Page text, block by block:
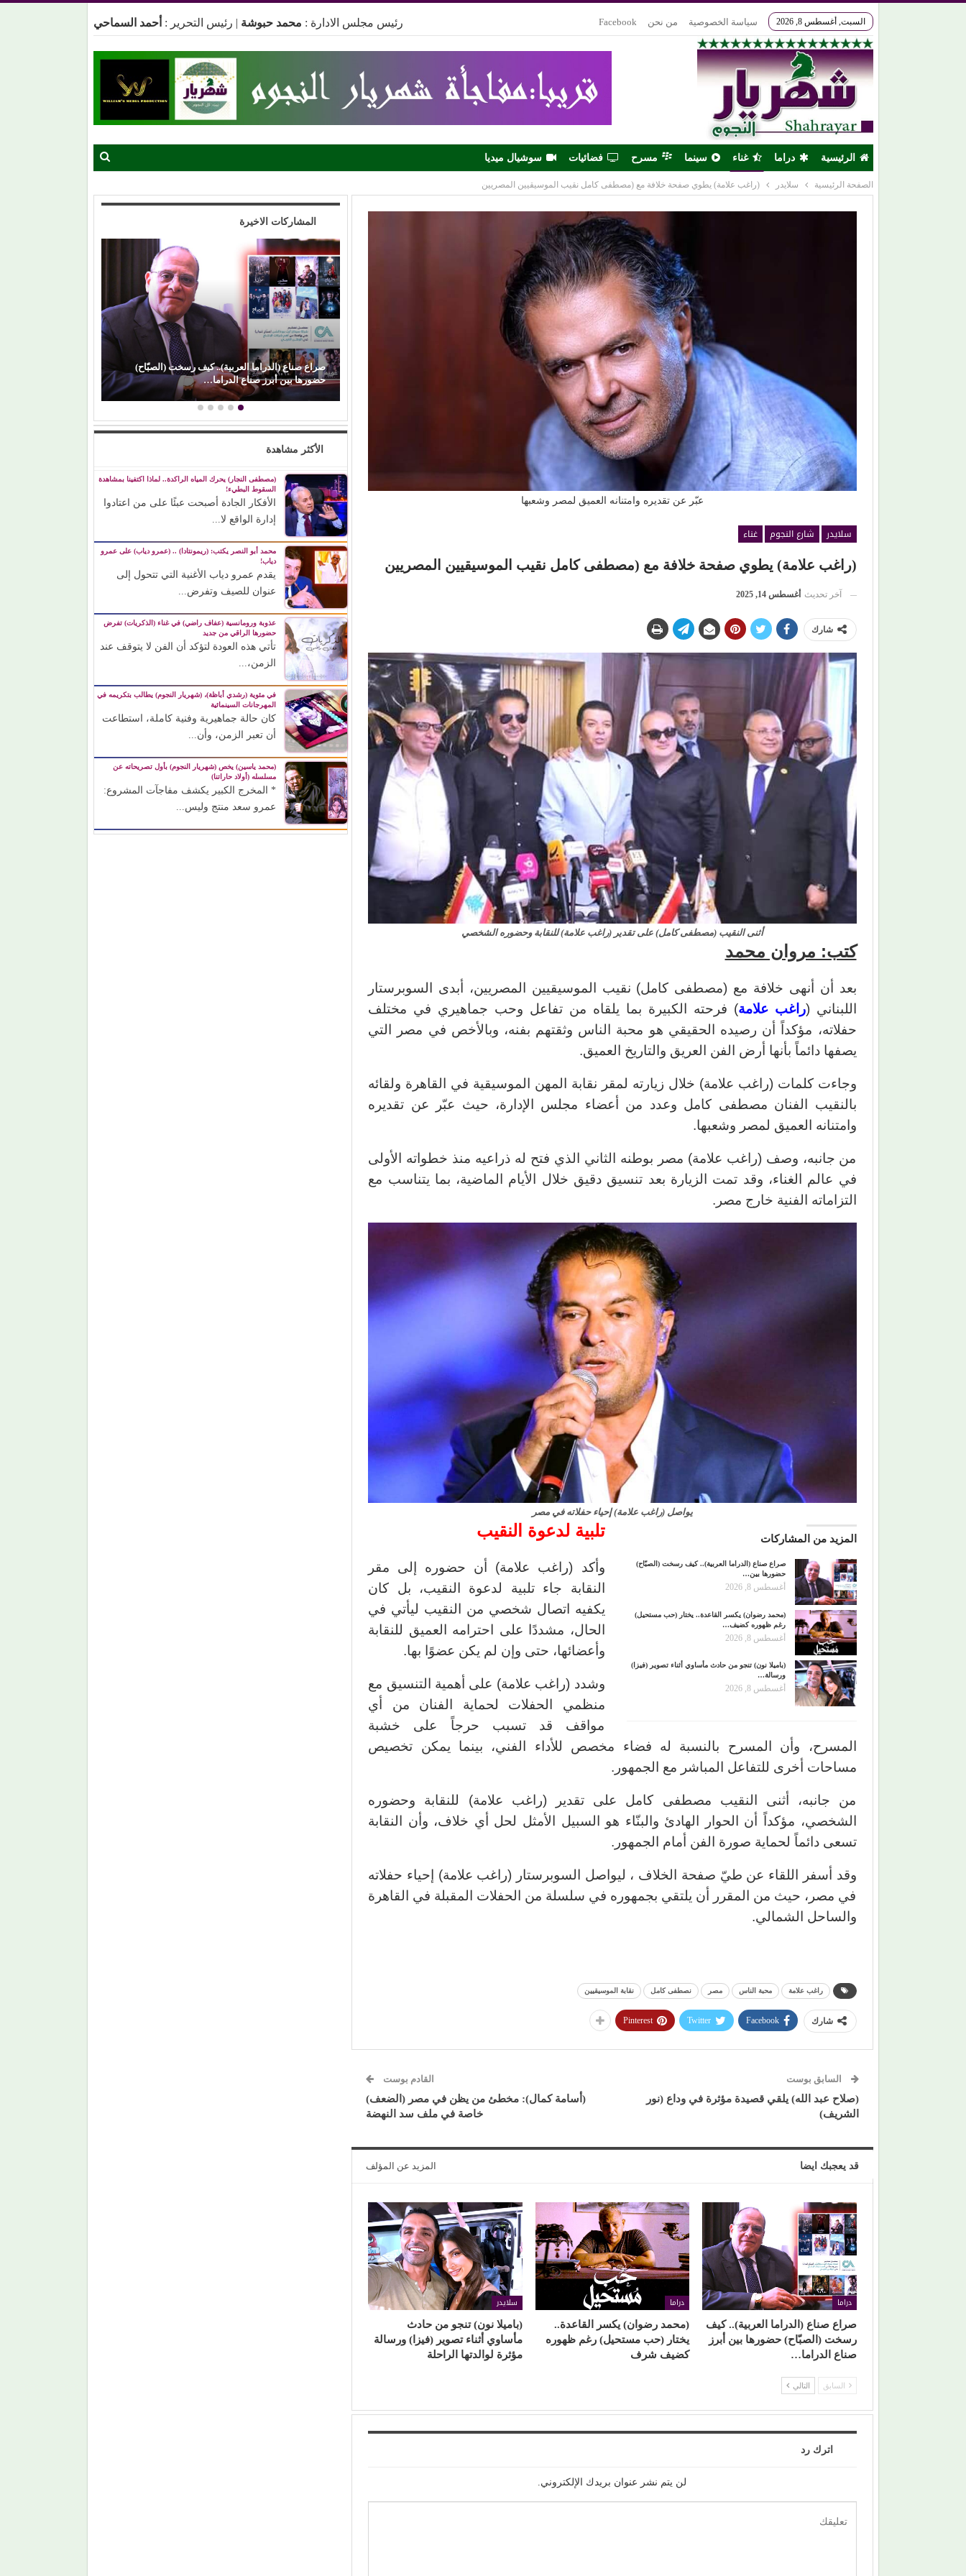
السبت, أغسطس 8, 2026 سياسة الخصوصية من نحن Facebook رئيس مجلس الادارة : محمد حبوشة | رئيس التحرير : أحمد السماحي
الرئيسية دراما غناء سينما مسرح فضائيات سوشيال ميديا
الصفحة الرئيسية سلايدر (راغب علامة) يطوي صفحة خلافة مع (مصطفى كامل نقيب الموسيقيين المصريين
عبّر عن تقديره وامتنانه العميق لمصر وشعبها
سلايدر شارع النجوم
غناء
(راغب علامة) يطوي صفحة خلافة مع (مصطفى كامل نقيب الموسيقيين المصريين
آخر تحديث أغسطس 14, 2025
شارك
أثنى النقيب (مصطفى كامل) على تقدير (راغب علامة) للنقابة وحضوره الشخصي
كتب: مروان محمد
بعد أن أنهى خلافة مع (مصطفى كامل) نقيب الموسيقيين المصريين، أبدى السوبرستار
اللبناني (راغب علامة) فرحته الكبيرة بما يلقاه من تفاعل وحب جماهيري في مختلف
حفلاته، مؤكداً أن رصيده الحقيقي هو محبة الناس وثقتهم بفنه، وبالأخص في مصر التي
يصفها دائماً بأنها أرض الفن العريق والتاريخ العميق.
وجاءت كلمات (راغب علامة) خلال زيارته لمقر نقابة المهن الموسيقية في القاهرة ولقائه
بالنقيب الفنان مصطفى كامل وعدد من أعضاء مجلس الإدارة، حيث عبّر عن تقديره
وامتنانه العميق لمصر وشعبها.
من جانبه، وصف (راغب علامة) مصر بوطنه الثاني الذي فتح له ذراعيه منذ خطواته الأولى
في عالم الغناء، وقد تمت الزيارة بعد تنسيق دقيق خلال الأيام الماضية، بما يتناسب مع
التزاماته الفنية خارج مصر.
يواصل (راغب علامة) إحياء حفلاته في مصر
المزيد من المشاركات
صراع صناع (الدراما العربية).. كيف رسخت (الصبّاح)
حضورها بين…
أغسطس 8, 2026
(محمد رضوان) يكسر القاعدة.. يختار (حب مستحيل)
رغم ظهوره كضيف…
أغسطس 8, 2026
(باميلا نون) تنجو من حادث مأساوي أثناء تصوير (فيزا)
ورسالة…
أغسطس 8, 2026
تلبية لدعوة النقيب
وأكد (راغب علامة) أن حضوره إلى مقر
النقابة جاء تلبية لدعوة النقيب، بل كان
يكفيه اتصال شخصي من النقيب ليأتي في
الحال، مشددًا على احترامه العميق للنقابة
وأعضائها، حتى وإن لم يكن عضوًا بها.
وشدد (راغب علامة) على أهمية التنسيق مع
منظمي الحفلات لحماية الفنان من أي
مواقف قد تسبب حرجاً على خشبة
المسرح، وأن المسرح بالنسبة له فضاء مخصص للأداء الفني، بينما يمكن تخصيص
مساحات أخرى للتفاعل المباشر مع الجمهور.
من جانبه، أثنى النقيب مصطفى كامل على تقدير (راغب علامة) للنقابة وحضوره
الشخصي، مؤكداً أن الحوار الهادئ والبنّاء هو السبيل الأمثل لحل أي خلاف، وأن النقابة
تسعى دائماً لحماية صورة الفن أمام الجمهور.
وقد أسفر اللقاء عن طيّ صفحة الخلاف ، ليواصل السوبرستار (راغب علامة) إحياء حفلاته
في مصر، حيث من المقرر أن يلتقي بجمهوره في سلسلة من الحفلات المقبلة في القاهرة
والساحل الشمالي.
راغب علامة محبة الناس مصر نصطفى كامل نقابة الموسيقيين
شارك Facebook
Twitter
Pinterest
السابق بوست
(صلاح عبد الله) يلقي قصيدة مؤثرة في وداع (نور
الشريف)
القادم بوست
(أسامة كمال): مخطئ من يظن في مصر (الضعف)
خاصة في ملف سد النهضة
قد يعجبك ايضا المزيد عن المؤلف
دراما
صراع صناع (الدراما العربية).. كيف
رسخت (الصبّاح) حضورها بين أبرز
صناع الدراما…
دراما
(محمد رضوان) يكسر القاعدة..
يختار (حب مستحيل) رغم ظهوره
كضيف شرف
سلايدر
(باميلا نون) تنجو من حادث
مأساوي أثناء تصوير (فيزا) ورسالة
مؤثرة لوالدتها الراحلة
السابق التالي
اترك رد
لن يتم نشر عنوان بريدك الإلكتروني.
المشاركات الاخيرة
حين ماتت الحكاية.. الفن المصري يفقد قدرته على
صناعة الهوية الوطنية (1)
صراع صناع (الدراما العربية).. كيف رسخت (الصبّاح)
حضورها بين أبرز صناع الدراما…
الأكثر مشاهدة
(مصطفى النجار) يحرك المياه الراكدة.. لماذا اكتفينا بمشاهدة
السقوط البطيء!
الأفكار الجادة أصبحت عبئًا على من اعتادوا
إدارة الواقع لا...
محمد أبو النصر يكتب: (ريمونتادا) .. (عمرو دياب) على عمرو
دياب!
يقدم عمرو دياب الأغنية التي تتحول إلى
عنوان للصيف وتفرض...
عذوبة ورومانسية (عفاف راضي) في غناء (الذكريات) تفرض
حضورها الراقي من جديد
تأتي هذه العودة لتؤكد أن الفن لا يتوقف عند
الزمن،...
في مئوية (رشدي أباظة)، (شهريار النجوم) يطالب بتكريمه في
المهرجانات السينمائية
كان حالة جماهيرية وفنية كاملة، استطاعت
أن تعبر الزمن، وأن...
(محمد ياسين) يخص (شهريار النجوم) بأول تصريحاته عن
مسلسله (أولاد حاراتنا)
* المخرج الكبير يكشف مفاجآت المشروع:
عمرو سعد منتج وليس...